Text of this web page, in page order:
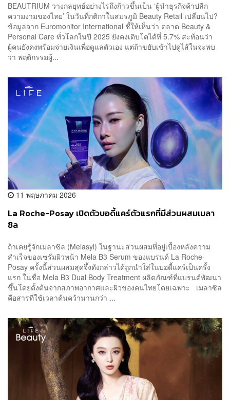
BEAUTRIUM วางกลยุทธ์อย่างไรถึงก้าวขึ้นเป็น ‘ผู้นำธุรกิจค้าปลีก
ความงามของไทย’ ในวันที่กติกาในสมรภูมิ Beauty Retail เปลี่ยนไป?
ข้อมูลจาก Euromonitor International ชี้ให้เห็นว่า ตลาด Beauty &
Personal Care ทั่วโลกในปี 2025 ยังคงเติบโตได้ที่ 5.7% สะท้อนว่า
ผู้คนยังคงพร้อมจ่ายเงินเพื่อดูแลตัวเอง แต่ถ้าขยับเข้าไปดูไส้ในจะพบ
ว่า พฤติกรรมผู้...
11 พฤษภาคม 2026
La Roche-Posay เปิดตัวบอดี้แคร์ตัวแรกที่มีส่วนผสมเมลา
ซิล
ถ้าเคยรู้จักเมลาซิล (Melasyl) ในฐานะส่วนผสมที่อยู่เบื้องหลังความ
สำเร็จของเซรั่มผิวหน้า Mela B3 Serum ของแบรนด์ La Roche-
Posay ครั้งนี้ส่วนผสมสุดจึ้งดังกล่าวได้ถูกนำใส่ในบอดี้แคร์เป็นครั้ง
แรก ในชื่อ Mela B3 Dual Body Treatment ผลิตภัณฑ์ที่แบรนด์พัฒนา
ขึ้นโดยตั้งต้นจากสภาพอากาศและผิวของคนไทยโดยเฉพาะ เมลาซิล
คือสารที่ใช้เวลาค้นคว้านานกว่า ...